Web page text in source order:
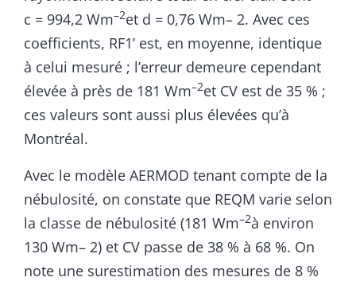
c = 994,2 Wm–2et d = 0,76 Wm– 2. Avec ces
coefficients, RF1’ est, en moyenne, identique
à celui mesuré ; l’erreur demeure cependant
élevée à près de 181 Wm–2et CV est de 35 % ;
ces valeurs sont aussi plus élevées qu’à
Montréal.
Avec le modèle AERMOD tenant compte de la
nébulosité, on constate que REQM varie selon
la classe de nébulosité (181 Wm–2à environ
130 Wm– 2) et CV passe de 38 % à 68 %. On
note une surestimation des mesures de 8 %